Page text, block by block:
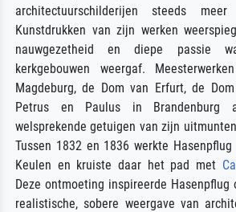
architectuurschilderijen steeds
Kunstdrukken van zijn werken
nauwgezetheid en diepe passie
kerkgebouwen weergaf.
Magdeburg, de Dom van Erfurt, de
Petrus en Paulus in Brandenburg
welsprekende getuigen van zijn
Tussen 1832 en 1836 werkte
Keulen en kruiste daar het pad met
Deze ontmoeting inspireerde
realistische, sobere weergave van